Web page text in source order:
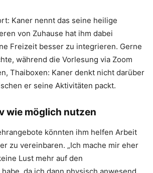
Kaner nennt das seine heilige
von Zuhause hat ihm dabei
Freizeit besser zu integrieren. Gerne
während die Vorlesung via Zoom
Thaiboxen: Kaner denkt nicht darüber
er seine Aktivitäten packt.
wie möglich nutzen
könnten ihm helfen Arbeit
zu vereinbaren. „Ich mache mir eher
Lust mehr auf den